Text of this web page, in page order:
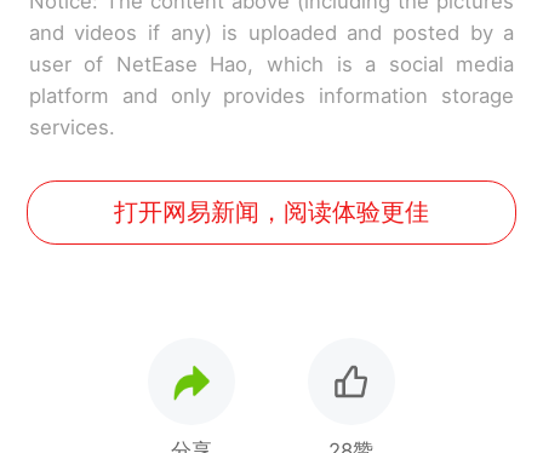
and videos if any) is uploaded and posted by a
user of NetEase Hao, which is a social media
platform and only provides information storage
services.
打开网易新闻，阅读体验更佳